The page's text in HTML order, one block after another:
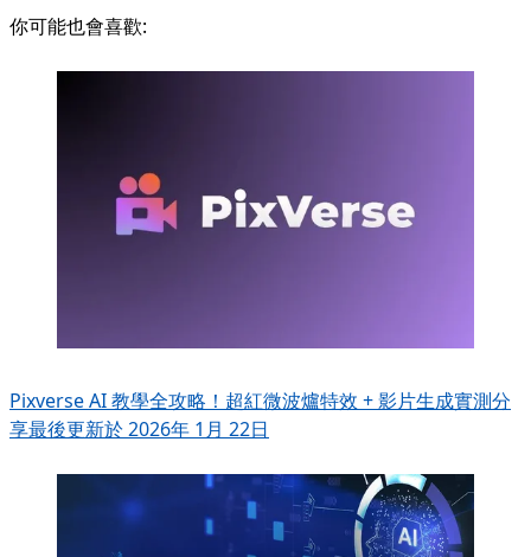
你可能也會喜歡:
Pixverse AI 教學全攻略！超紅微波爐特效 + 影片生成實測分
享最後更新於 2026年 1月 22日